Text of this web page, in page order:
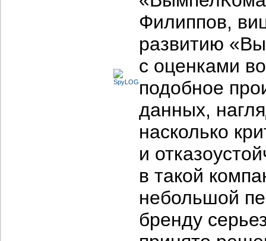
Филиппов,
развитию
с оценками
подобное
данных,
насколько
и
в такой
небольшой
бренду